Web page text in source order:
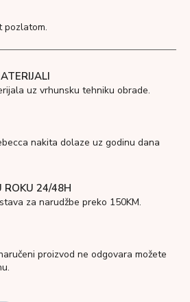
pozlatom.
uz vrhunsku tehniku obrade.
nakita dolaze uz godinu dana
ROKU 24/48H
za narudžbe preko 150KM.
proizvod ne odgovara možete